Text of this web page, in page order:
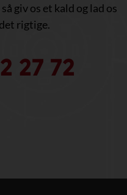
giv os et kald og lad os
rigtige.
27 72